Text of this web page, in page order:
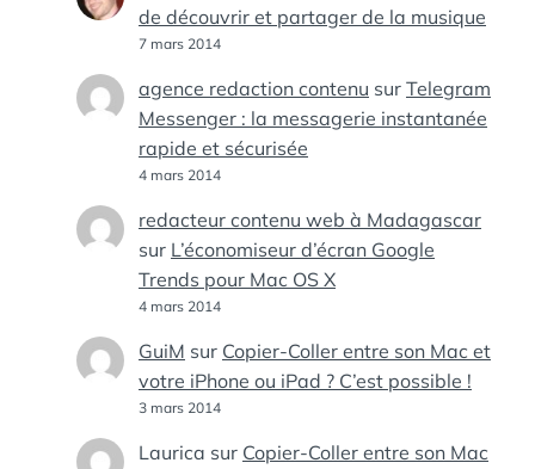
de découvrir et partager de la musique
7 mars 2014
agence redaction contenu sur Telegram
Messenger : la messagerie instantanée
rapide et sécurisée
4 mars 2014
redacteur contenu web à Madagascar
sur L’économiseur d’écran Google
Trends pour Mac OS X
4 mars 2014
GuiM sur Copier-Coller entre son Mac et
votre iPhone ou iPad ? C’est possible !
3 mars 2014
Laurica sur Copier-Coller entre son Mac